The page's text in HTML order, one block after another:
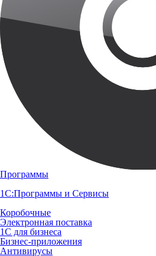
Программы
1С:Программы и Сервисы
Коробочные
Электронная поставка
1С для бизнеса
Бизнес-приложения
Антивирусы